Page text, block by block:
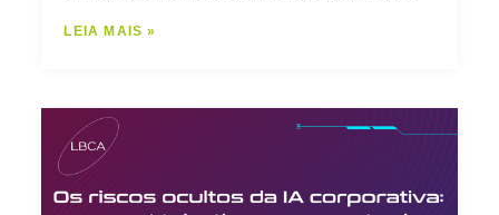
LEIA MAIS »